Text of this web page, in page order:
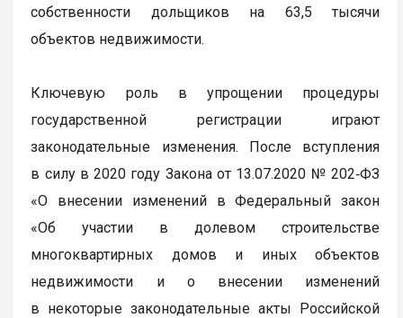
собственности дольщиков на 63,5 тысячи
объектов недвижимости.
Ключевую роль в упрощении процедуры
государственной регистрации играют
законодательные изменения. После вступления
в силу в 2020 году Закона от 13.07.2020 № 202‑ФЗ
«О внесении изменений в Федеральный закон
«Об участии в долевом строительстве
многоквартирных домов и иных объектов
недвижимости и о внесении изменений
в некоторые законодательные акты Российской